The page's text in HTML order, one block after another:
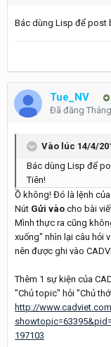
Bác dùng Lisp để post
Tue_NV
Đã đăng
Vào lúc 14/4/
Bác dùng Lisp để
Tiên!
Ồ không! Đó là lệnh
Nút Gửi vào cho bài
Mình thực ra cũng
xuống" nhìn lại câu hỏi
nên được ghi vào
Thêm 1 sự kiện của
"Chủ topic" hỏi "Chủ
http://
197103